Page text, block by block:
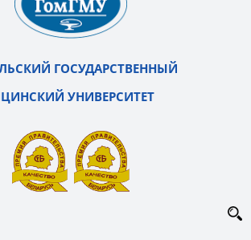
ГОСУДАРСТВЕННЫЙ
УНИВЕРСИТЕТ